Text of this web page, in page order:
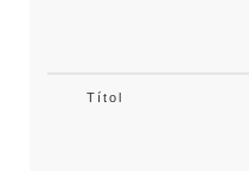
Títol